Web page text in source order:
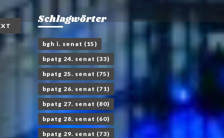
Schlagwörter
bgh i. senat (15)
bpatg 24. senat (33)
bpatg 25. senat (75)
bpatg 26. senat (71)
bpatg 27. senat (80)
bpatg 28. senat (60)
bpatg 29. senat (73)